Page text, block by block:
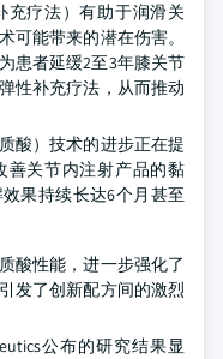
充疗法）有助于润滑关
可能带来的潜在伤害。
患者延缓2至3年膝关节
性补充疗法，从而推动
酸）技术的进步正在提
善关节内注射产品的黏
果持续长达6个月甚至
酸性能，进一步强化了
发了创新配方间的激烈
公布的研究结果显